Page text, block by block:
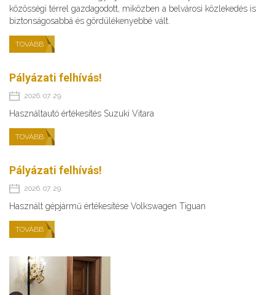
közösségi térrel gazdagodott, miközben a belvárosi közlekedés is
biztonságosabbá és gördülékenyebbé vált.
TOVÁBB
Pályázati felhívás!
2026. 07. 29.
Használtautó értékesítés Suzuki Vitara
TOVÁBB
Pályázati felhívás!
2026. 07. 29.
Használt gépjármű értékesítése Volkswagen Tiguan
TOVÁBB